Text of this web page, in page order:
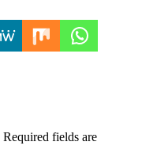
Required fields are